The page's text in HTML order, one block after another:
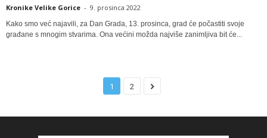
Kronike Velike Gorice - 9. prosinca 2022
Kako smo već najavili, za Dan Grada, 13. prosinca, grad će počastiti svoje
građane s mnogim stvarima. Ona većini možda najviše zanimljiva bit će...
1 2